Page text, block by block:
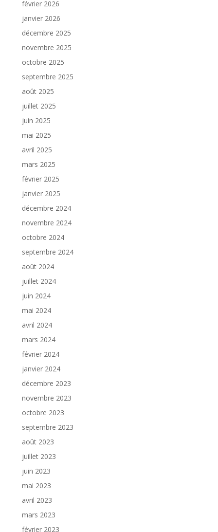
février 2026
janvier 2026
décembre 2025
novembre 2025
octobre 2025
septembre 2025
août 2025
juillet 2025
juin 2025
mai 2025
avril 2025
mars 2025
février 2025
janvier 2025
décembre 2024
novembre 2024
octobre 2024
septembre 2024
août 2024
juillet 2024
juin 2024
mai 2024
avril 2024
mars 2024
février 2024
janvier 2024
décembre 2023
novembre 2023
octobre 2023
septembre 2023
août 2023
juillet 2023
juin 2023
mai 2023
avril 2023
mars 2023
février 2023